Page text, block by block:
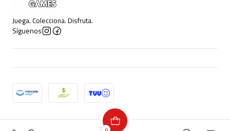
0
Juega. Colecciona. Disfruta.
Síguenos
2026 Santo Games.